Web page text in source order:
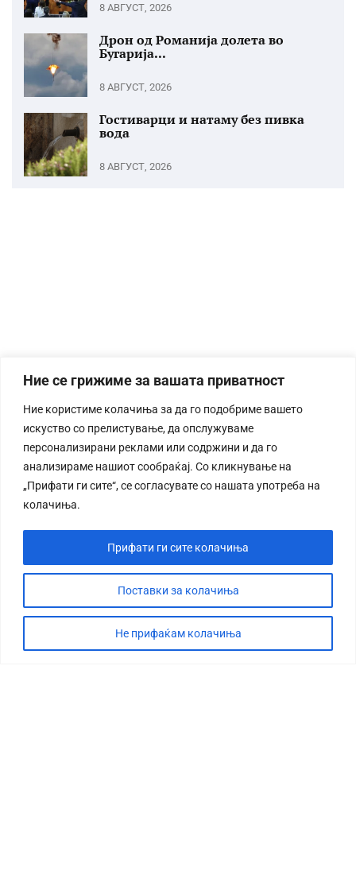
Ние се грижиме за вашата приватност
Ние користиме колачиња за да го подобриме вашето
искуство со прелистување, да опслужуваме
персонализирани реклами или содржини и да го
анализираме нашиот сообраќај. Со кликнување на
„Прифати ги сите“, се согласувате со нашата употреба на
колачиња.
Поставки за колачиња
Не прифаќам колачиња
Прифати ги сите колачиња
8 АВГУСТ, 2026
Дрон од Романија долета во
Бугарија...
8 АВГУСТ, 2026
Гостиварци и натаму без пивка
вода
8 АВГУСТ, 2026